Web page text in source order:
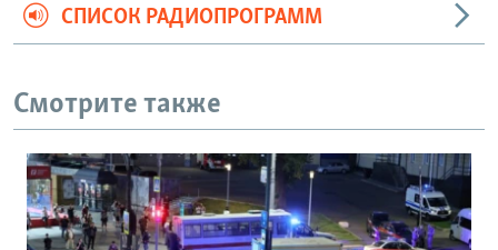
Все сайты РСЕ/РС
СПИСОК РАДИОПРОГРАММ
Смотрите также